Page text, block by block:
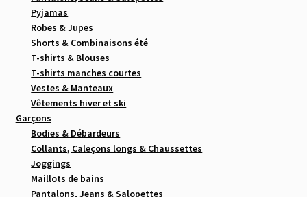
Pyjamas
Robes & Jupes
Shorts & Combinaisons été
T-shirts & Blouses
T-shirts manches courtes
Vestes & Manteaux
Vêtements hiver et ski
Garçons
Bodies & Débardeurs
Collants, Caleçons longs & Chaussettes
Joggings
Maillots de bains
Pantalons, Jeans & Salopettes